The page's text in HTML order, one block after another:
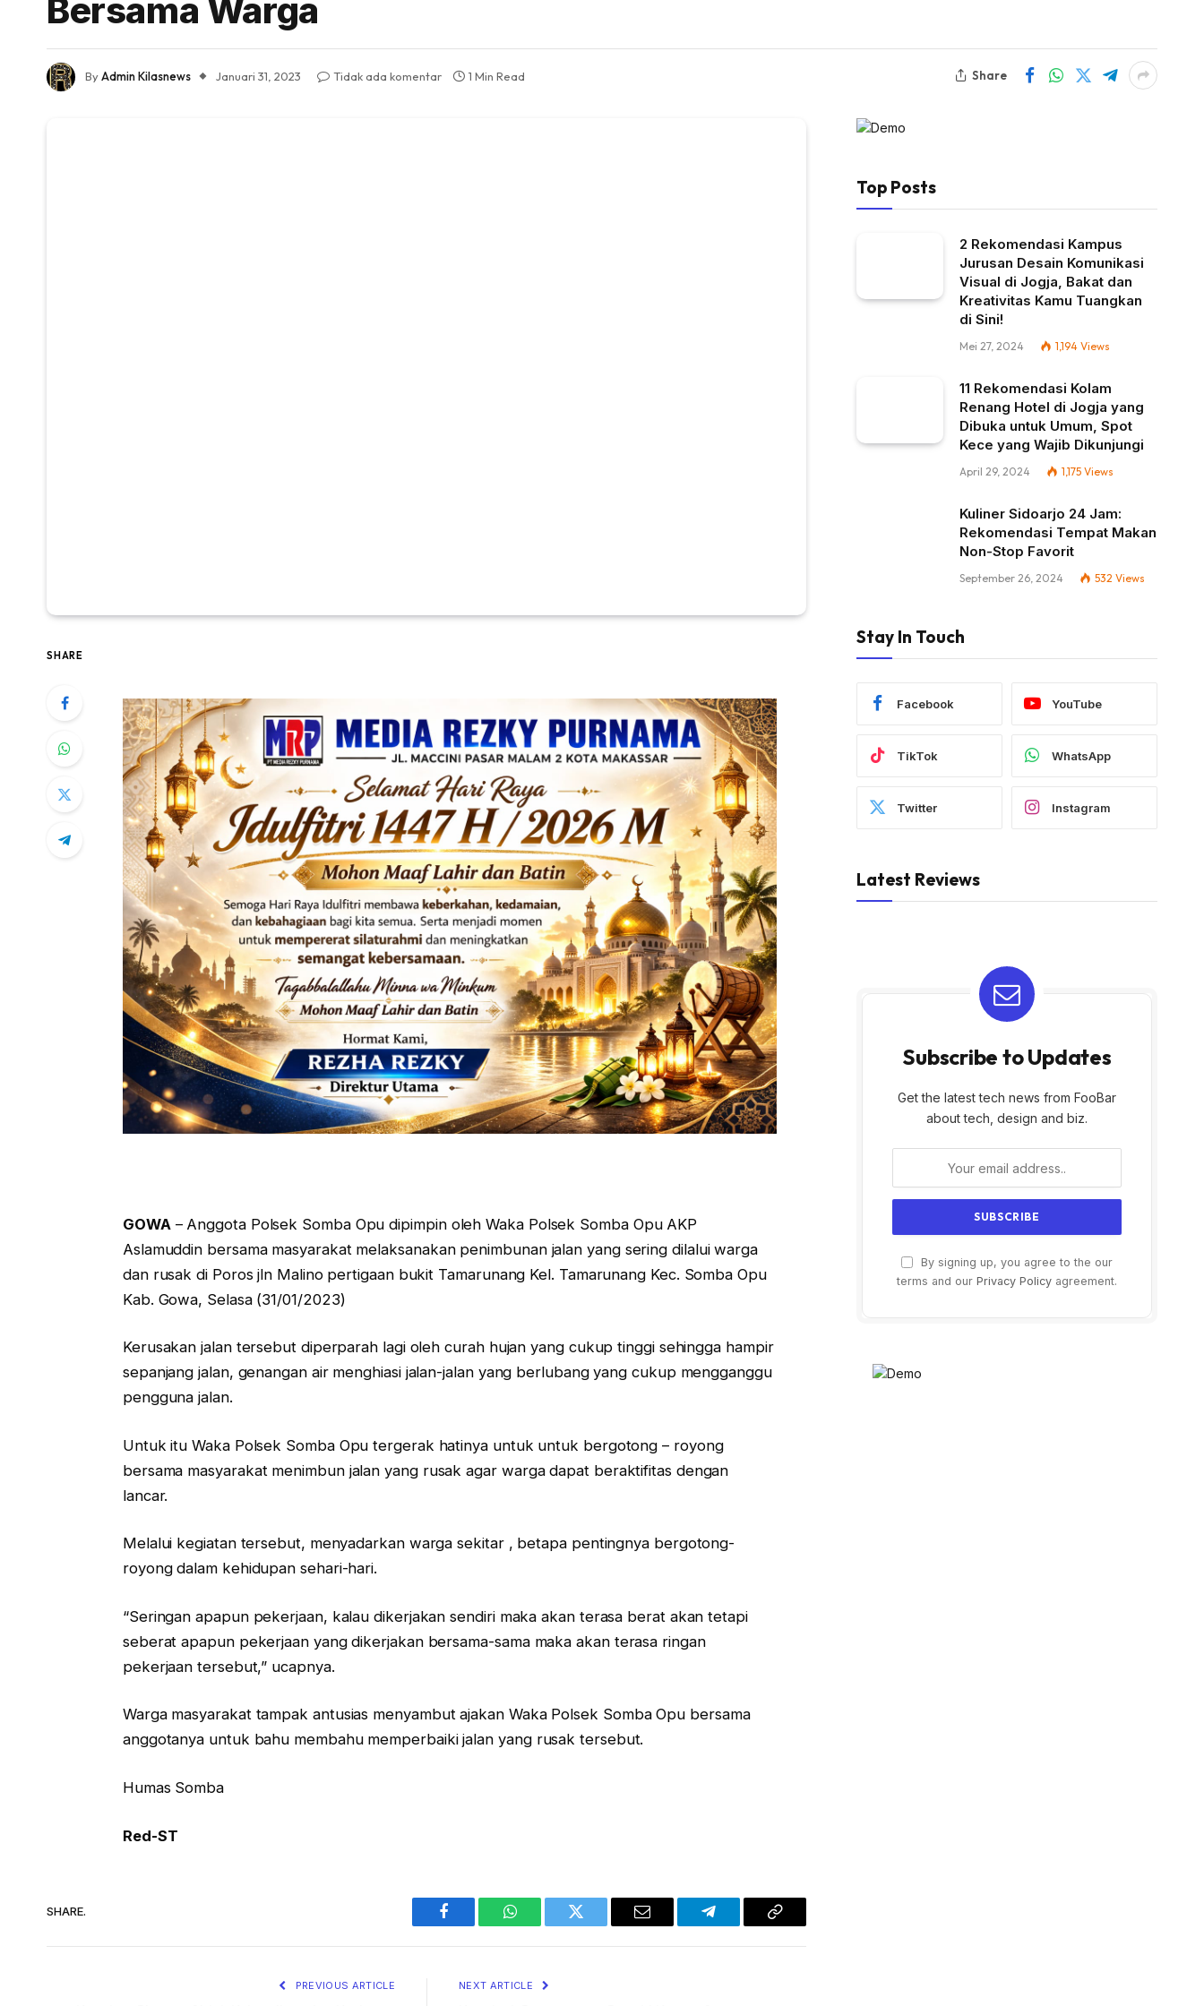
Bersama Warga
ByAdmin Kilasnews Januari 31, 2023 Tidak ada komentar 1 Min Read Share
SHARE
GOWA – Anggota Polsek Somba Opu dipimpin oleh Waka Polsek Somba Opu AKP
Aslamuddin bersama masyarakat melaksanakan penimbunan jalan yang sering dilalui warga
dan rusak di Poros jln Malino pertigaan bukit Tamarunang Kel. Tamarunang Kec. Somba Opu
Kab. Gowa, Selasa (31/01/2023)
Kerusakan jalan tersebut diperparah lagi oleh curah hujan yang cukup tinggi sehingga hampir
sepanjang jalan, genangan air menghiasi jalan-jalan yang berlubang yang cukup mengganggu
pengguna jalan.
Untuk itu Waka Polsek Somba Opu tergerak hatinya untuk untuk bergotong – royong
bersama masyarakat menimbun jalan yang rusak agar warga dapat beraktifitas dengan
lancar.
Melalui kegiatan tersebut, menyadarkan warga sekitar , betapa pentingnya bergotong-
royong dalam kehidupan sehari-hari.
“Seringan apapun pekerjaan, kalau dikerjakan sendiri maka akan terasa berat akan tetapi
seberat apapun pekerjaan yang dikerjakan bersama-sama maka akan terasa ringan
pekerjaan tersebut,” ucapnya.
Warga masyarakat tampak antusias menyambut ajakan Waka Polsek Somba Opu bersama
anggotanya untuk bahu membahu memperbaiki jalan yang rusak tersebut.
Humas Somba
Red-ST
SHARE.
Facebook WhatsAppTwitter Email Telegram Copy
PREVIOUS ARTICLE NEXT ARTICLE
Top Posts
2 Rekomendasi Kampus
Jurusan Desain Komunikasi
Visual di Jogja, Bakat dan
Kreativitas Kamu Tuangkan
di Sini!
Mei 27, 2024 1,194 Views
11 Rekomendasi Kolam
Renang Hotel di Jogja yang
Dibuka untuk Umum, Spot
Kece yang Wajib Dikunjungi
April 29, 2024 1,175 Views
Kuliner Sidoarjo 24 Jam:
Rekomendasi Tempat Makan
Non-Stop Favorit
September 26, 2024 532 Views
Stay In Touch
Facebook YouTube
TikTok WhatsApp
Twitter Instagram
Latest Reviews
Subscribe to Updates
Get the latest tech news from FooBar
about tech, design and biz.
By signing up, you agree to the our
terms and our Privacy Policy agreement.